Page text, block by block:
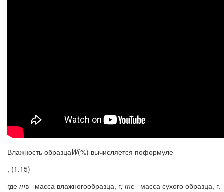
Влажность образцаW(%) вычисляется поформуле
, (1.15)
где mв– масса влажногообразца, г; mс– масса сухого образца, г.